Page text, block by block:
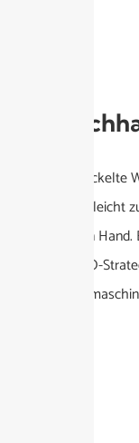
3.
Eine gut
sondern auch leicht
gehen Hand in
Anfang an SEO-
anderen